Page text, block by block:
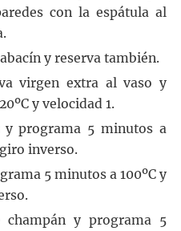
con la espátula al
y reserva también.
virgen extra al vaso y
y velocidad 1.
y programa 5 minutos a
inverso.
5 minutos a 100ºC y
champán y programa 5